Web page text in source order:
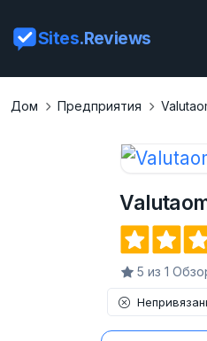
Sites.Reviews
Дом Предприятия
5 из 1